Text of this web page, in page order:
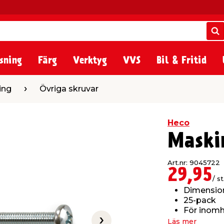
Färg Verktyg VVS Bil & Fritid
skruvarÖvriga skruvar
Heco
Art.nr: 9045722
29,95/ st.
25-pack
För
Läs mer